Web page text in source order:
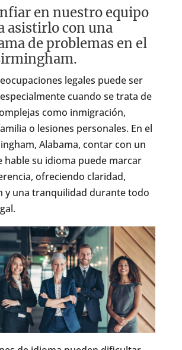
en nuestro equipo
asistirlo con una
de problemas en el
legales puede ser
cuando se trata de
como inmigración,
o lesiones personales. En el
Alabama, contar con un
hable su idioma puede marcar
ofreciendo claridad,
y una tranquilidad durante todo